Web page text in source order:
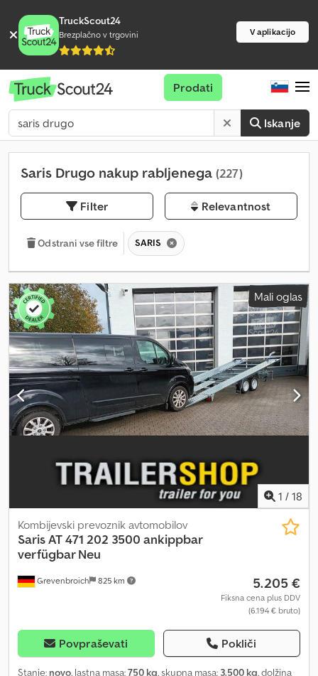
TruckScout24
Brezplačno v trgovini V aplikacijo
Iskanje
Prodati
Saris Drugo nakup rabljenega (227)
Filter Relevantnost
Odstrani vse filtre SARIS
Mali oglas
1 / 18
Grevenbroich 825 km
Kombijevski prevoznik avtomobilov
SarisAT 471 202 3500 ankippbar
verfügbar Neu
5.205 €
Fiksna cena plus DDV
(6.194 € bruto)
Povpraševati Pokliči
Stanje: novo, lastna masa:750 kg, skupna masa: 3.500 kg, dolžina